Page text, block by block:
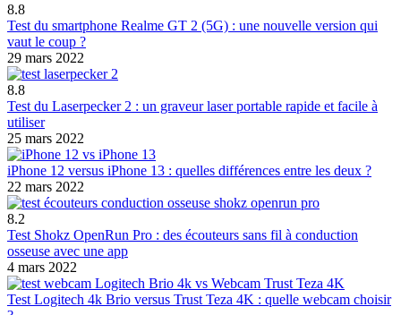
8.8
Test du smartphone Realme GT 2 (5G) : une nouvelle version qui
vaut le coup ?
29 mars 2022
8.8
Test du Laserpecker 2 : un graveur laser portable rapide et facile à
utiliser
25 mars 2022
iPhone 12 versus iPhone 13 : quelles différences entre les deux ?
22 mars 2022
8.2
Test Shokz OpenRun Pro : des écouteurs sans fil à conduction
osseuse avec une app
4 mars 2022
Test Logitech 4k Brio versus Trust Teza 4K : quelle webcam choisir